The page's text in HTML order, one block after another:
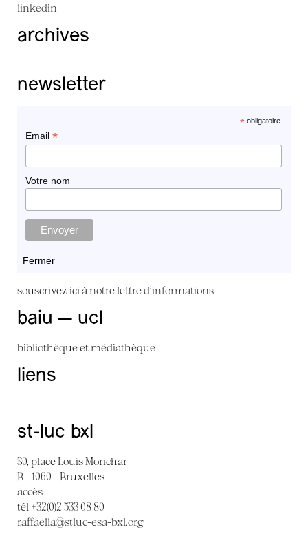
linkedin
archives
newsletter
*obligatoire
Email *
Votre nom
Fermer
souscrivez ici à notre lettre d'informations
baiu — ucl
bibliothèque et médiathèque
liens
st-luc bxl
30, place Louis Morichar
B - 1060 - Bruxelles
accès
tél +32(0)2 533 08 80
raffaella@stluc-esa-bxl.org